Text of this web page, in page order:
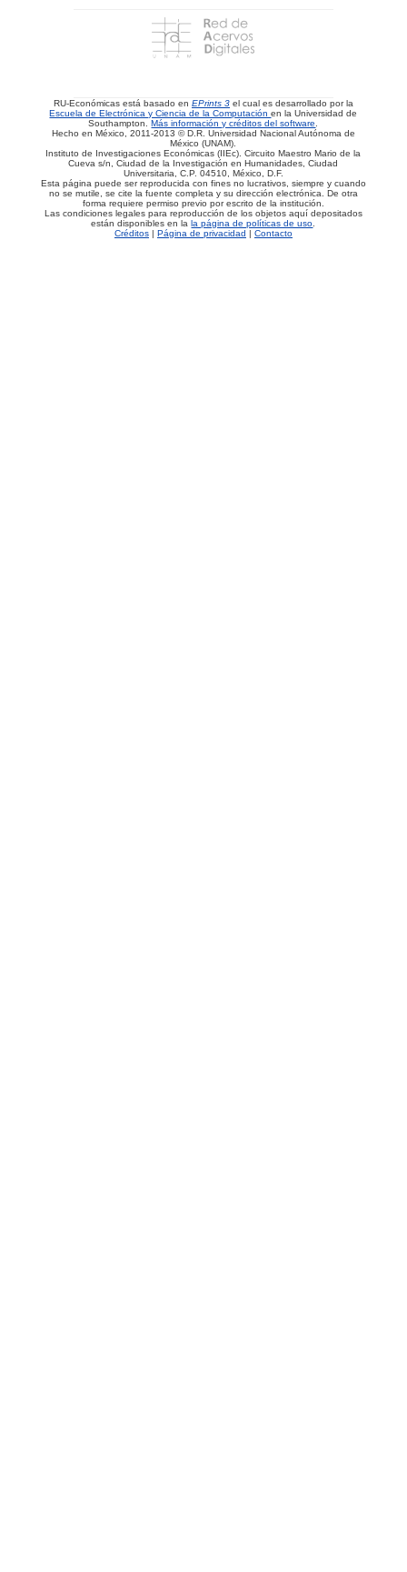
RU-Económicas está basado en EPrints 3 el cual es desarrollado por la
Escuela de Electrónica y Ciencia de la Computaciónen la Universidad de
Southampton.Más información y créditos del software.
Hecho en México, 2011-2013 © D.R. Universidad Nacional Autónoma de
México (UNAM).
Instituto de Investigaciones Económicas (IIEc). Circuito Maestro Mario de la
Cueva s/n, Ciudad de la Investigación en Humanidades, Ciudad
Universitaria, C.P. 04510, México, D.F.
Esta página puede ser reproducida con fines no lucrativos, siempre y cuando
no se mutile, se cite la fuente completa y su dirección electrónica. De otra
forma requiere permiso previo por escrito de la institución.
Las condiciones legales para reproducción de los objetos aquí depositados
están disponibles en lala página de políticas de uso.
Créditos| Página de privacidad | Contacto